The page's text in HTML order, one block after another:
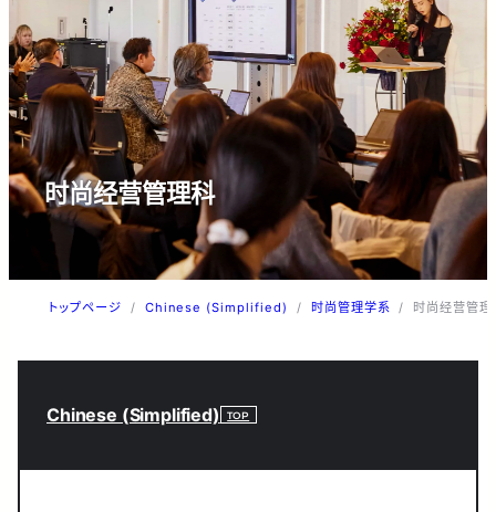
时尚经营管理科
トップページ / Chinese (Simplified) / 时尚管理学系 / 时尚经营管理
Chinese (Simplified) TOP